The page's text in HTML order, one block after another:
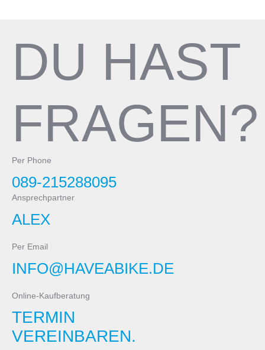
DU HAST
FRAGEN?
Per Phone
089-215288095
Ansprechpartner
ALEX
Per Email
INFO@HAVEABIKE.DE
Online-Kaufberatung
TERMIN
VEREINBAREN.